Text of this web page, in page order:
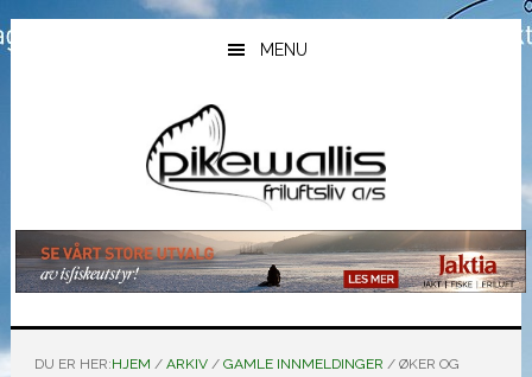
Hopp
til
Hopp
til
Hopp
til
MENU
DU ER HER:HJEM / ARKIV / GAMLE INNMELDINGER /ØKER OG